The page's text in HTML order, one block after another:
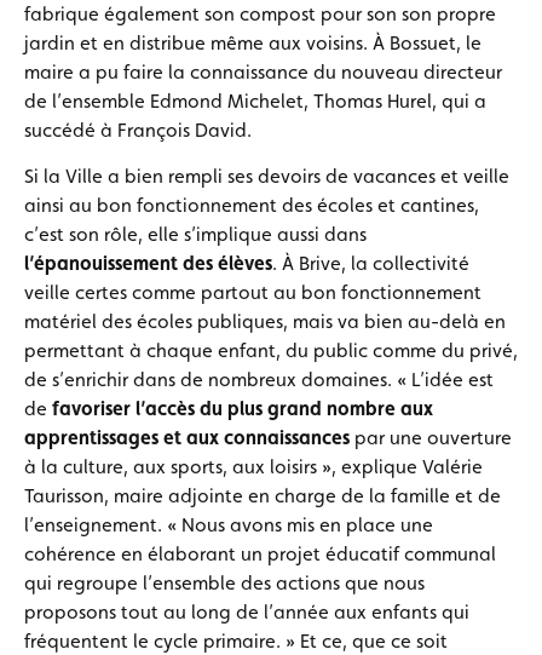
fabrique également son compost pour son son propre
jardin et en distribue même aux voisins. À Bossuet, le
maire a pu faire la connaissance du nouveau directeur
de l’ensemble Edmond Michelet, Thomas Hurel, qui a
succédé à François David.
Si la Ville a bien rempli ses devoirs de vacances et veille
ainsi au bon fonctionnement des écoles et cantines,
c’est son rôle, elle s’implique aussi dans
l’épanouissement des élèves. À Brive, la collectivité
veille certes comme partout au bon fonctionnement
matériel des écoles publiques, mais va bien au-delà en
permettant à chaque enfant, du public comme du privé,
de s’enrichir dans de nombreux domaines. « L’idée est
de favoriser l’accès du plus grand nombre aux
apprentissages et aux connaissances par une ouverture
à la culture, aux sports, aux loisirs », explique Valérie
Taurisson, maire adjointe en charge de la famille et de
l’enseignement. « Nous avons mis en place une
cohérence en élaborant un projet éducatif communal
qui regroupe l’ensemble des actions que nous
proposons tout au long de l’année aux enfants qui
fréquentent le cycle primaire. » Et ce, que ce soit